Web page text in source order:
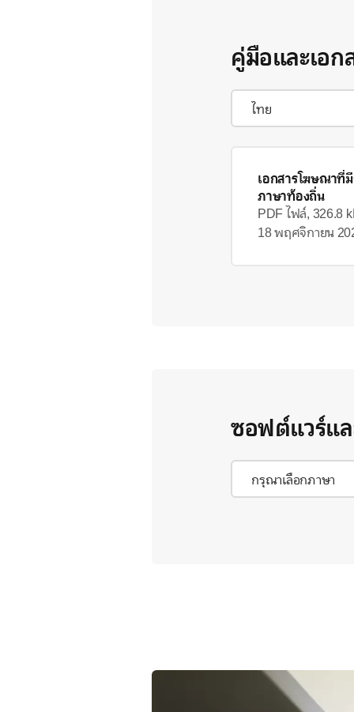
คู่มือและเอก
เอกสารโฆษณาที่
ภาษาท้องถิ่น
PDF ไฟล์, 326.8
18 พฤศจิกายน
ซอฟต์แวร์แล